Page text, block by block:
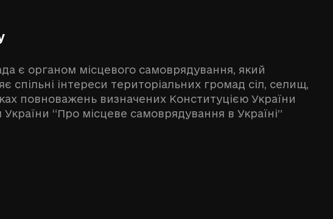
є органом місцевого самоврядування, який
спільні інтереси територіальних громад сіл, селищ,
повноважень визначених Конституцією України
“Про місцеве самоврядування в Україні”